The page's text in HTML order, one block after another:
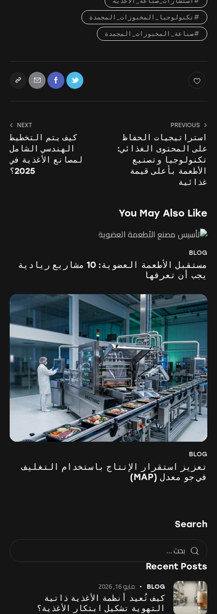
#تكنولوجيا_المخبوزات_المجمدة
#صناعة_المخبوزات_المجمدة
PREVIOUS
استراتيجيات الحفاظ
على المحتوى الغذائي:
تكنولوجيا وتصنيع
الأطعمة بأعلى قيمة
غذائية
NEXT
كيف يتم التخطيط
الهندسي الشامل
لمصانع الأغذية في
2025؟
You May Also Like
BLOG
مستقبل الأطعمة العضوية: 10 مشاريع ريادية
يجب أن تعرفها
BLOG
تعزيز استقرار الإنتاج باستخدام التغليف
في جو معدل (MAP)
Search
Recent Posts
BLOG مايو 16, 2026
كيف تُعيد أنظمة الأغذية ذاتية
التهوية تشكيل ابتكار الأغذية؟